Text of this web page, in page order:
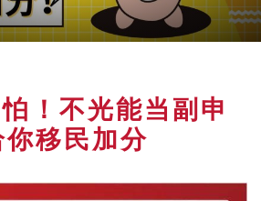
！不光能当副申
移民加分